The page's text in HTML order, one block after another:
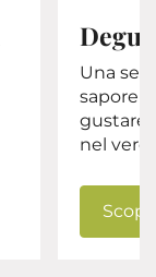
Una
sapore
gustare,
nel